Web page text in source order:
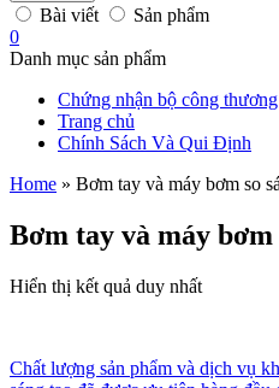
Bài viết
Sản phẩm
0
Danh mục sản phẩm
Chứng nhận bộ công thương
Trang chủ
Chính Sách Và Qui Định
Home » Bơm tay và máy bơm so
Bơm tay và máy bơm
Hiển thị kết quả duy nhất
Chất lượng sản phẩm và dịch vụ